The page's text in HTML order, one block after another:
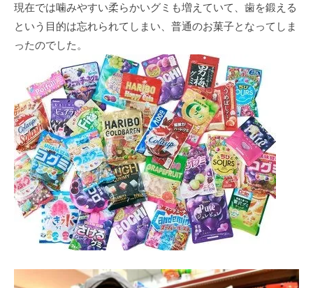
現在では噛みやすい柔らかいグミも増えていて、歯を鍛える
という目的は忘れられてしまい、普通のお菓子となってしま
ったのでした。